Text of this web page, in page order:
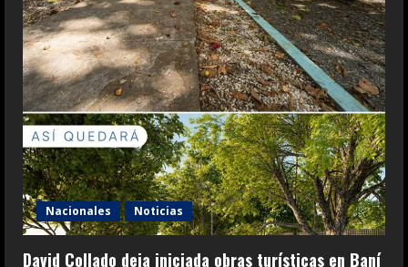
Nacionales Noticias
David Collado deja iniciada obras turísticas en Baní